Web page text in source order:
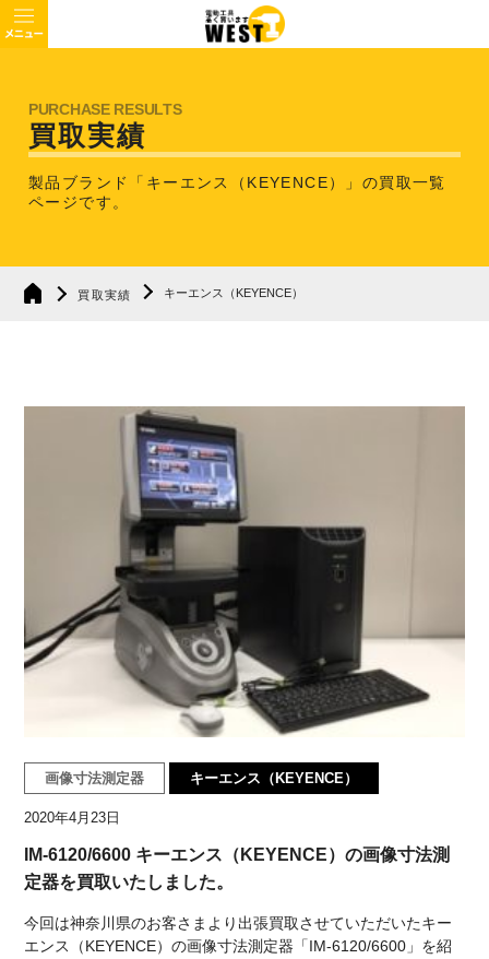
買取実績
製品ブランド「キーエンス（KEYENCE）」の買取一覧
ページです。
買取実績 キーエンス（KEYENCE）
画像寸法測定器 キーエンス（KEYENCE）
2020年4月23日
IM-6120/6600 キーエンス（KEYENCE）の画像寸法測
定器を買取いたしました。
今回は神奈川県のお客さまより出張買取させていただいたキー
エンス（KEYENCE）の画像寸法測定器「IM-6120/6600」を紹